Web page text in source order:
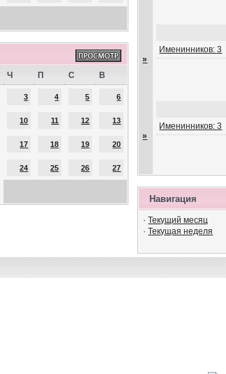
Ч П С В
3 4 5 6
10 11 12 13
17 18 19 20
24 25 26 27
»
Именинников: 3
»
Именинников: 3
Навигация
·Текущий месяц
·Текущая неделя